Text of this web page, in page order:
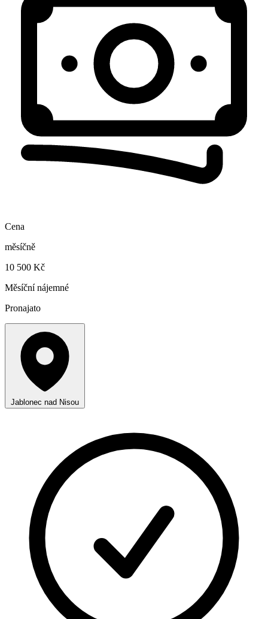
Cena
měsíčně
10 500 Kč
Měsíční nájemné
Pronajato
Jablonec nad Nisou